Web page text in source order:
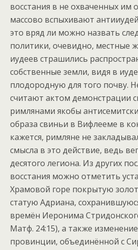
восстания в не охваченных им
массово вспыхивают
это вряд ли можно назвать
политики, очевидно, местные
иудеев страшились
собственные земли, видя в
плодородную для того почву.
считают актом демонстрации
римлянами якобы
образа свиньи в Вифлееме в
кажется, римляне не
смысла в это действие, ведь
десятого легиона. Из других
восстания можно отметить
Храмовой горе покрытую
статую Адриана,
времён Иеронима
Матф. 24:15), а также изменение
провинции, объединённой с